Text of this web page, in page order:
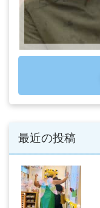
最近の投稿